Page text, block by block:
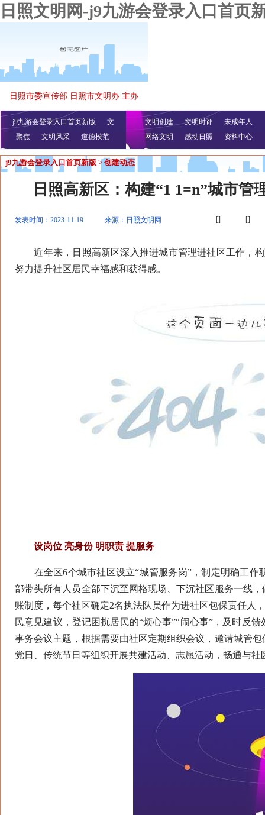
日照文明网-j9九游会登录入口首页
日照市委宣传部 日照市文明办 主办
j9九游会登录入口首页新版
文
明播报
公益视频
聚焦 文明风采 道德模范
文明创建 文明时评
未成年人
网络文明
感动日照 资料中心
j9九游会登录入口首页新版 > 创建动态
日照高新区：构建“1 1=n”城市管
发表时间：2023-11-19 来源：日照文明网 [] []
近年来，日照高新区深入推进城市管理进社区工作，构
努力提升社区居民幸福感和获得感。
设岗位 亮身份 明职责 提服务
在全区6个城市社区设立“城管服务岗”，制定明确工作
部带头所有人员全部下沉至网格现场、下沉社区服务一线
账制度，每个社区确定2名执法队员作为进社区包保责任人
民意见建议，登记困扰居民的“烦心事”“闹心事”，及时反
事务会议主题，根据需要由社区定期组织会议，邀请城管
党日、传统节日等组织开展共建活动、志愿活动，畅通与